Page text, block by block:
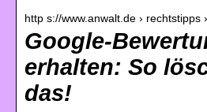
http s://www.anwalt.de › rechtstipps
Google-
erhalten: So
das!